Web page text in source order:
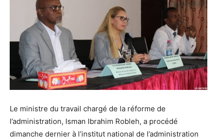
Le ministre du travail chargé de la réforme de
l’administration, Isman Ibrahim Robleh, a procédé
dimanche dernier à l’institut national de l’administration